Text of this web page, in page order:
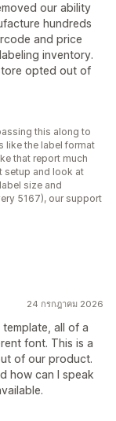
our ability
hundreds
and price
inventory.
opted out of
this along to
like the label format
that report much
setup and look at
size and
5167), our support
24 กรกฎาคม 2026
template, all of a
font. This is a
of our product.
how can I speak